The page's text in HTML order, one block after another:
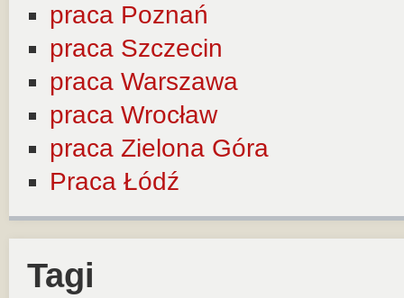
praca Poznań
praca Szczecin
praca Warszawa
praca Wrocław
praca Zielona Góra
Praca Łódź
Tagi